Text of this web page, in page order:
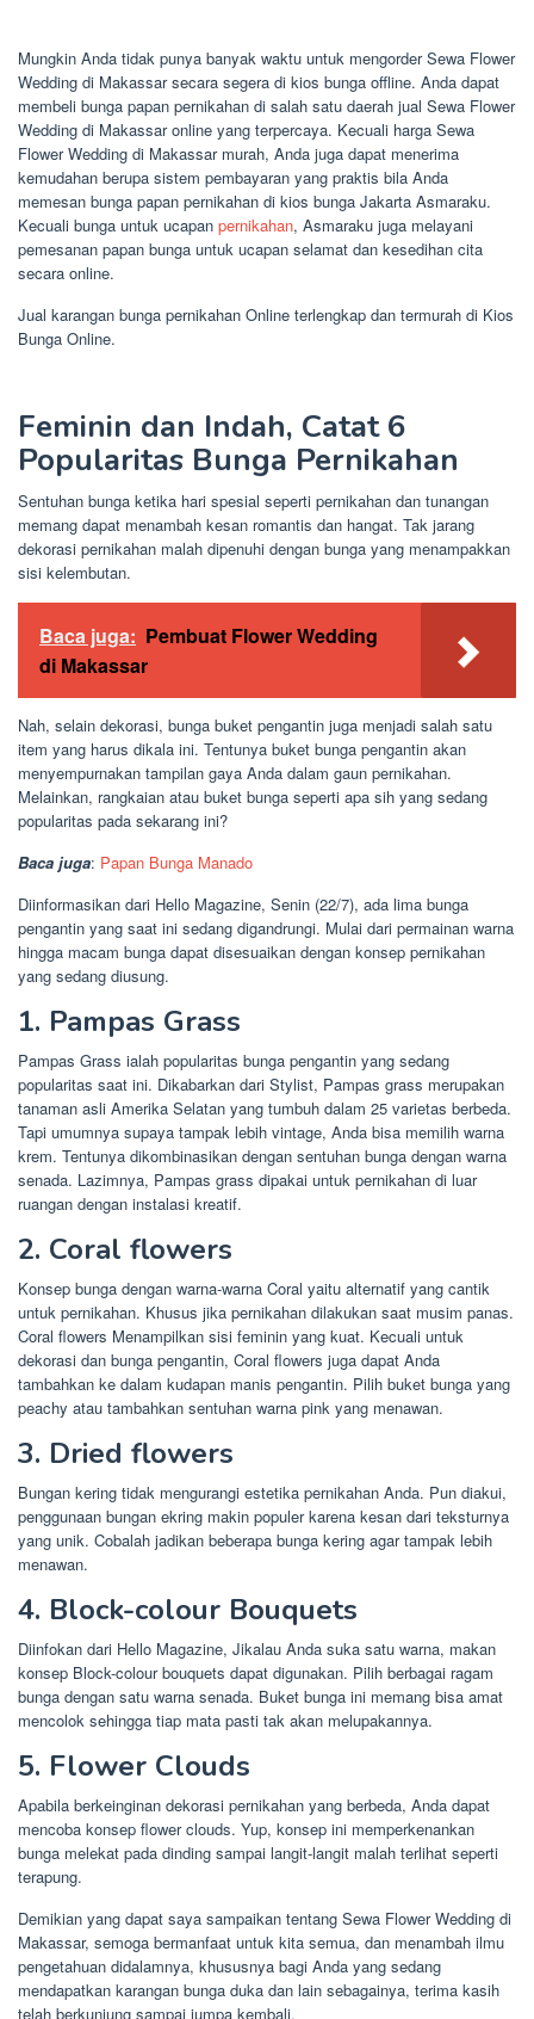
Mungkin Anda tidak punya banyak waktu untuk mengorder Sewa Flower
Wedding di Makassar secara segera di kios bunga offline. Anda dapat
membeli bunga papan pernikahan di salah satu daerah jual Sewa Flower
Wedding di Makassar online yang terpercaya. Kecuali harga Sewa
Flower Wedding di Makassar murah, Anda juga dapat menerima
kemudahan berupa sistem pembayaran yang praktis bila Anda
memesan bunga papan pernikahan di kios bunga Jakarta Asmaraku.
Kecuali bunga untuk ucapan pernikahan, Asmaraku juga melayani
pemesanan papan bunga untuk ucapan selamat dan kesedihan cita
secara online.
Jual karangan bunga pernikahan Online terlengkap dan termurah di Kios
Bunga Online.
Feminin dan Indah, Catat 6
Popularitas Bunga Pernikahan
Sentuhan bunga ketika hari spesial seperti pernikahan dan tunangan
memang dapat menambah kesan romantis dan hangat. Tak jarang
dekorasi pernikahan malah dipenuhi dengan bunga yang menampakkan
sisi kelembutan.
Baca juga: Pembuat Flower Wedding
di Makassar
Nah, selain dekorasi, bunga buket pengantin juga menjadi salah satu
item yang harus dikala ini. Tentunya buket bunga pengantin akan
menyempurnakan tampilan gaya Anda dalam gaun pernikahan.
Melainkan, rangkaian atau buket bunga seperti apa sih yang sedang
popularitas pada sekarang ini?
Baca juga: Papan Bunga Manado
Diinformasikan dari Hello Magazine, Senin (22/7), ada lima bunga
pengantin yang saat ini sedang digandrungi. Mulai dari permainan warna
hingga macam bunga dapat disesuaikan dengan konsep pernikahan
yang sedang diusung.
1. Pampas Grass
Pampas Grass ialah popularitas bunga pengantin yang sedang
popularitas saat ini. Dikabarkan dari Stylist, Pampas grass merupakan
tanaman asli Amerika Selatan yang tumbuh dalam 25 varietas berbeda.
Tapi umumnya supaya tampak lebih vintage, Anda bisa memilih warna
krem. Tentunya dikombinasikan dengan sentuhan bunga dengan warna
senada. Lazimnya, Pampas grass dipakai untuk pernikahan di luar
ruangan dengan instalasi kreatif.
2. Coral flowers
Konsep bunga dengan warna-warna Coral yaitu alternatif yang cantik
untuk pernikahan. Khusus jika pernikahan dilakukan saat musim panas.
Coral flowers Menampilkan sisi feminin yang kuat. Kecuali untuk
dekorasi dan bunga pengantin, Coral flowers juga dapat Anda
tambahkan ke dalam kudapan manis pengantin. Pilih buket bunga yang
peachy atau tambahkan sentuhan warna pink yang menawan.
3. Dried flowers
Bungan kering tidak mengurangi estetika pernikahan Anda. Pun diakui,
penggunaan bungan ekring makin populer karena kesan dari teksturnya
yang unik. Cobalah jadikan beberapa bunga kering agar tampak lebih
menawan.
4. Block-colour Bouquets
Diinfokan dari Hello Magazine, Jikalau Anda suka satu warna, makan
konsep Block-colour bouquets dapat digunakan. Pilih berbagai ragam
bunga dengan satu warna senada. Buket bunga ini memang bisa amat
mencolok sehingga tiap mata pasti tak akan melupakannya.
5. Flower Clouds
Apabila berkeinginan dekorasi pernikahan yang berbeda, Anda dapat
mencoba konsep flower clouds. Yup, konsep ini memperkenankan
bunga melekat pada dinding sampai langit-langit malah terlihat seperti
terapung.
Demikian yang dapat saya sampaikan tentang Sewa Flower Wedding di
Makassar, semoga bermanfaat untuk kita semua, dan menambah ilmu
pengetahuan didalamnya, khususnya bagi Anda yang sedang
mendapatkan karangan bunga duka dan lain sebagainya, terima kasih
telah berkunjung sampai jumpa kembali.